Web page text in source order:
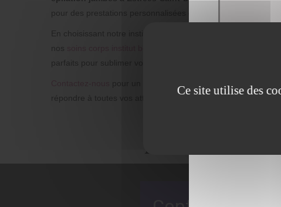
pour des prestations personnalisées et adaptées à chaque
En choisissant notre institut pour votre
nos
pour une expérience bien-
parfaits pour sublimer votre teint après l’épilation.
pour un devis personnalisé ou pour planifier
répondre à toutes vos attentes et vous garantir une prestation
Institut de
Ce site utilise des